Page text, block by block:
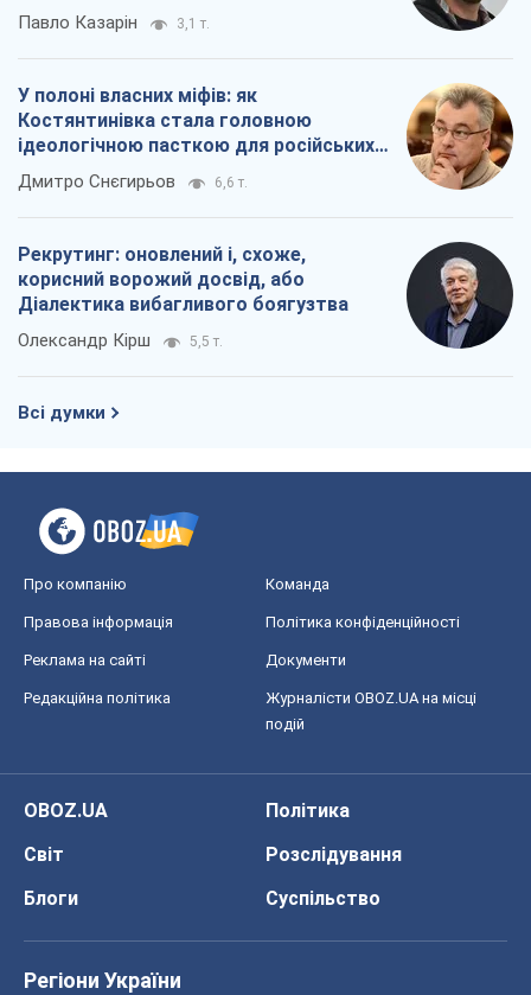
Павло Казарін 3,1 т.
У полоні власних міфів: як
Костянтинівка стала головною
ідеологічною пасткою для російських
окупантів
Дмитро Снєгирьов 6,6 т.
Рекрутинг: оновлений і, схоже,
корисний ворожий досвід, або
Діалектика вибагливого боягузтва
Олександр Кірш 5,5 т.
Всі думки
Про компанію Команда
Правова інформація Політика конфіденційності
Реклама на сайті Документи
Редакційна політика
Журналісти OBOZ.UA на місці
подій
OBOZ.UA
Політика
Світ
Розслідування
Блоги
Суспільство
Регіони України